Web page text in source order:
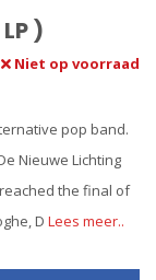
)
Niet op voorraad
pop band.
Nieuwe Lichting
the final of
D Lees meer..